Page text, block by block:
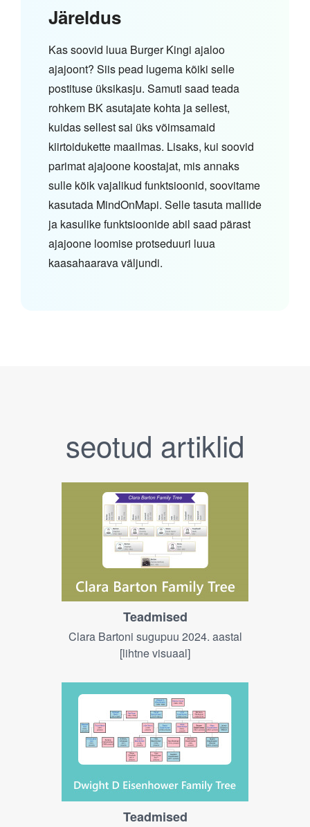
Järeldus
Kas soovid luua Burger Kingi ajaloo
ajajoont? Siis pead lugema kõiki selle
postituse üksikasju. Samuti saad teada
rohkem BK asutajate kohta ja sellest,
kuidas sellest sai üks võimsamaid
kiirtoidukette maailmas. Lisaks, kui soovid
parimat ajajoone koostajat, mis annaks
sulle kõik vajalikud funktsioonid, soovitame
kasutada MindOnMapi. Selle tasuta mallide
ja kasulike funktsioonide abil saad pärast
ajajoone loomise protseduuri luua
kaasahaarava väljundi.
seotud artiklid
Teadmised
Clara Bartoni sugupuu 2024. aastal
[lihtne visuaal]
Teadmised